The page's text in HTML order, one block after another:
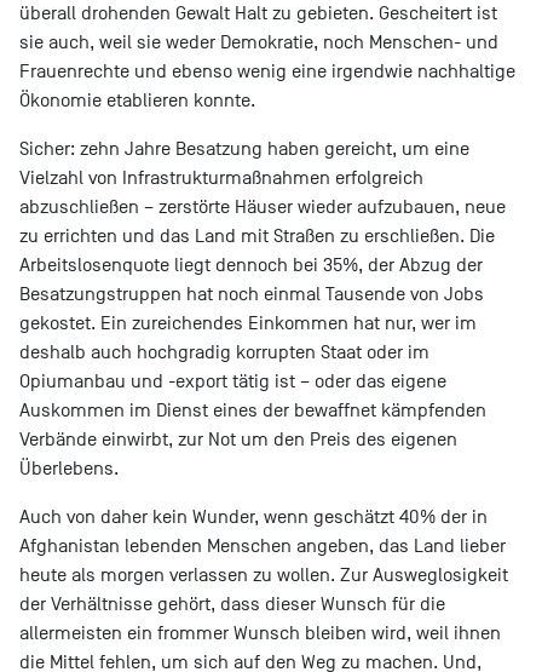
überall drohenden Gewalt Halt zu gebieten. Gescheitert ist
sie auch, weil sie weder Demokratie, noch Menschen- und
Frauenrechte und ebenso wenig eine irgendwie nachhaltige
Ökonomie etablieren konnte.
Sicher: zehn Jahre Besatzung haben gereicht, um eine
Vielzahl von Infrastrukturmaßnahmen erfolgreich
abzuschließen – zerstörte Häuser wieder aufzubauen, neue
zu errichten und das Land mit Straßen zu erschließen. Die
Arbeitslosenquote liegt dennoch bei 35%, der Abzug der
Besatzungstruppen hat noch einmal Tausende von Jobs
gekostet. Ein zureichendes Einkommen hat nur, wer im
deshalb auch hochgradig korrupten Staat oder im
Opiumanbau und -export tätig ist – oder das eigene
Auskommen im Dienst eines der bewaffnet kämpfenden
Verbände einwirbt, zur Not um den Preis des eigenen
Überlebens.
Auch von daher kein Wunder, wenn geschätzt 40% der in
Afghanistan lebenden Menschen angeben, das Land lieber
heute als morgen verlassen zu wollen. Zur Ausweglosigkeit
der Verhältnisse gehört, dass dieser Wunsch für die
allermeisten ein frommer Wunsch bleiben wird, weil ihnen
die Mittel fehlen, um sich auf den Weg zu machen. Und,